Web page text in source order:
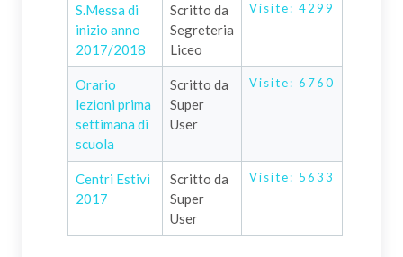
S.Messa di
inizio anno
2017/2018
Scritto da
Segreteria
Liceo
Visite: 4299
Orario
lezioni prima
settimana di
scuola
Scritto da
Super
User
Visite: 6760
Centri Estivi
2017
Scritto da
Super
User
Visite: 5633